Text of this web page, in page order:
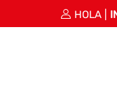
HOLA |